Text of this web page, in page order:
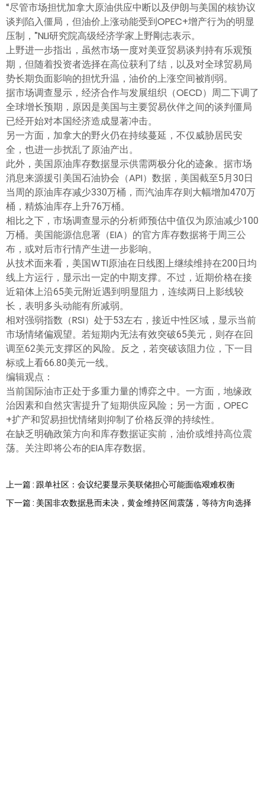
“尽管市场担忧加拿大原油供应中断以及伊朗与美国的核协议
谈判陷入僵局，但油价上涨动能受到OPEC+增产行为的明显
压制，”NLI研究院高级经济学家上野剛志表示。
上野进一步指出，虽然市场一度对美亚贸易谈判持有乐观预
期，但随着投资者选择在高位获利了结，以及对全球贸易局
势长期负面影响的担忧升温，油价的上涨空间被削弱。
据市场调查显示，经济合作与发展组织（OECD）周二下调了
全球增长预期，原因是美国与主要贸易伙伴之间的谈判僵局
已经开始对本国经济造成显著冲击。
另一方面，加拿大的野火仍在持续蔓延，不仅威胁居民安
全，也进一步扰乱了原油产出。
此外，美国原油库存数据显示供需两极分化的迹象。据市场
消息来源援引美国石油协会（API）数据，美国截至5月30日
当周的原油库存减少330万桶，而汽油库存则大幅增加470万
桶，精炼油库存上升76万桶。
相比之下，市场调查显示的分析师预估中值仅为原油减少100
万桶。美国能源信息署（EIA）的官方库存数据将于周三公
布，或对后市行情产生进一步影响。
从技术面来看，美国WTI原油在日线图上继续维持在200日均
线上方运行，显示出一定的中期支撑。不过，近期价格在接
近箱体上沿65美元附近遇到明显阻力，连续两日上影线较
长，表明多头动能有所减弱。
相对强弱指数（RSI）处于53左右，接近中性区域，显示当前
市场情绪偏观望。若短期内无法有效突破65美元，则存在回
调至62美元支撑区的风险。反之，若突破该阻力位，下一目
标或上看66.80美元一线。
编辑观点：
当前国际油市正处于多重力量的博弈之中。一方面，地缘政
治因素和自然灾害提升了短期供应风险；另一方面，OPEC
+扩产和贸易担忧情绪则抑制了价格反弹的持续性。
在缺乏明确政策方向和库存数据证实前，油价或维持高位震
荡。关注即将公布的EIA库存数据。
上一篇 : 跟单社区：会议纪要显示美联储担心可能面临艰难权衡
下一篇 : 美国非农数据悬而未决，黄金维持区间震荡，等待方向选择